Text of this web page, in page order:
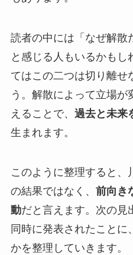
読者の中には「なぜ解散
と感じる人もいるかもし
てはこの二つは切り離せ
う。解散によって立場
えることで、 過去と未来
生まれます。
このように整理すると、
の結果ではなく、 前向き
動だと言えます。次の見
同時に発表されたこと
かを整理していきます。